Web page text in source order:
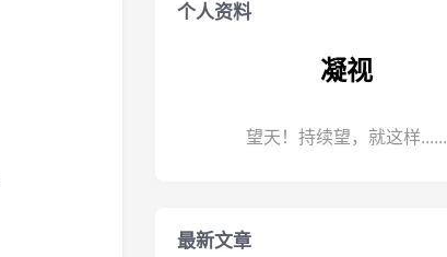
个人资料
凝视
望天！持续望，就这样......
最新文章